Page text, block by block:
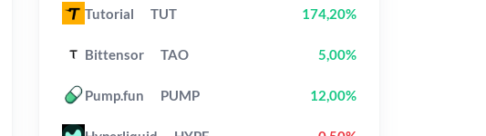
Tutorial TUT 174,20%
Bittensor TAO 5,00%
Pump.fun PUMP 12,00%